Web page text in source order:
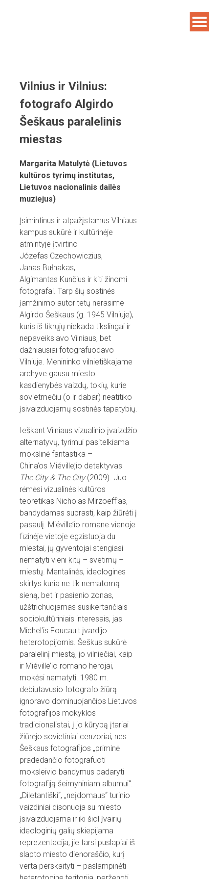
Vilnius ir Vilnius:
fotografo Algirdо
Šeškаus paralelinis
miestas
Margarita Matulytė (Lietuvos
kultūros tyrimų institutas,
Lietuvos nacionalinis dailės
muziejus)
Įsimintinus ir atpažįstamus Vilniaus
kampus sukūrė ir kultūrinėje
atmintyje įtvirtino
Józefas Czechowiczius,
Janas Bułhakas,
Algimantas Kunčius ir kiti žinomi
fotografai. Tarp šių sostinės
įamžinimo autoritetų nerasime
Algirdo Šeškaus (g. 1945 Vilniuje),
kuris iš tikrųjų niekada tikslingai ir
nepaveikslavo Vilniaus, bet
dažniausiai fotografuodavo
Vilniuje. Menininko vilnietiškajame
archyve gausu miesto
kasdienybės vaizdų, tokių, kurie
sovietmečiu (o ir dabar) neatitiko
įsivaizduojamų sostinės tapatybių.
Ieškant Vilniaus vizualinio įvaizdžio
alternatyvų, tyrimui pasitelkiama
mokslinė fantastika –
China’os Miévilleְ’io detektyvas
The City & The City(2009). Juo
rėmėsi vizualinės kultūros
teoretikas Nicholas Mirzoeff’as,
bandydamas suprasti, kaip žiūrėti į
pasaulį. Miéville’io romane vienoje
fizinėje vietoje egzistuoja du
miestai, jų gyventojai stengiasi
nematyti vieni kitų – svetimų –
miestų. Mentalinės, ideologinės
skirtys kuria ne tik nematomą
sieną, bet ir pasienio zonas,
užštrichuojamas susikertančiais
sociokultūriniais interesais, jas
Michel’is Foucault įvardijo
heterotopijomis. Šeškus sukūrė
paralelinį miestą, jo vilniečiai, kaip
ir Miéville’io romano herojai,
mokėsi nematyti. 1980 m.
debiutavusio fotografo žiūrą
ignoravo dominuojančios Lietuvos
fotografijos mokyklos
tradicionalistai, į jo kūrybą įtariai
žiūrėjo sovietiniai cenzoriai, nes
Šeškaus fotografijos „priminė
pradedančio fotografuoti
moksleivio bandymus padaryti
fotografiją šeimyniniam albumui“.
„Diletantiški“, „neįdomaus“ turinio
vaizdiniai disonuoja su miesto
įsivaizduojama ir iki šiol įvairių
ideologinių galių skiepijama
reprezentacija, jie tarsi puslapiai iš
slapto miesto dienoraščio, kurį
verta perskaityti – paslampinėti